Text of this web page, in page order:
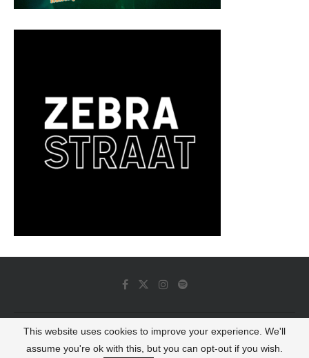
© 2022 - Luminous Dash All Rights Reserved
This website uses cookies to improve your experience. We'll
assume you're ok with this, but you can opt-out if you wish.